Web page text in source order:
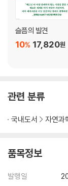
슬픔의 발견
17,820원
10%
관련 분류
국내도서 자연과
품목정보
발행일